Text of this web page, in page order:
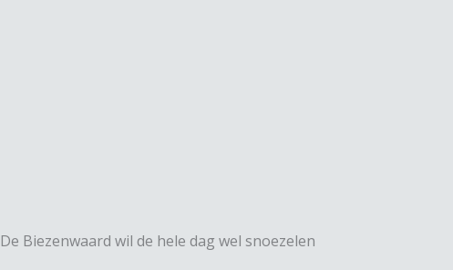
De Biezenwaard wil de hele dag wel snoezelen